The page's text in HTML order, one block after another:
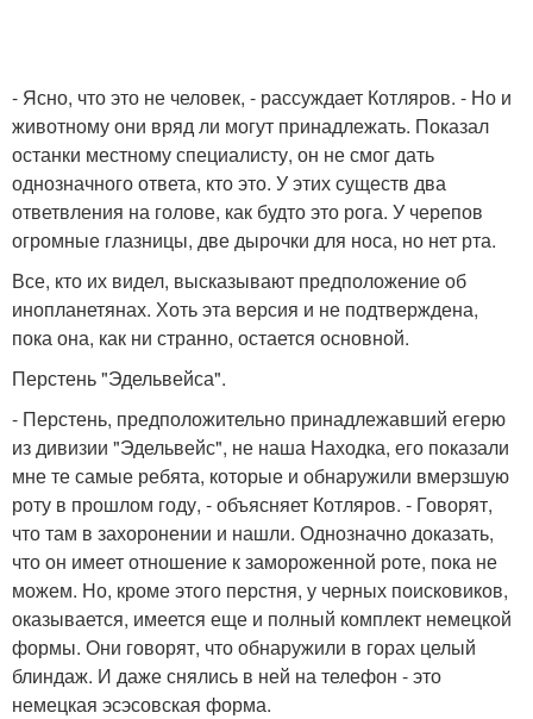
- Ясно, что это не человек, - рассуждает Котляров. - Но и
животному они вряд ли могут принадлежать. Показал
останки местному специалисту, он не смог дать
однозначного ответа, кто это. У этих существ два
ответвления на голове, как будто это рога. У черепов
огромные глазницы, две дырочки для носа, но нет рта.
Все, кто их видел, высказывают предположение об
инопланетянах. Хоть эта версия и не подтверждена,
пока она, как ни странно, остается основной.
Перстень "Эдельвейса".
- Перстень, предположительно принадлежавший егерю
из дивизии "Эдельвейс", не наша Находка, его показали
мне те самые ребята, которые и обнаружили вмерзшую
роту в прошлом году, - объясняет Котляров. - Говорят,
что там в захоронении и нашли. Однозначно доказать,
что он имеет отношение к замороженной роте, пока не
можем. Но, кроме этого перстня, у черных поисковиков,
оказывается, имеется еще и полный комплект немецкой
формы. Они говорят, что обнаружили в горах целый
блиндаж. И даже снялись в ней на телефон - это
немецкая эсэсовская форма.